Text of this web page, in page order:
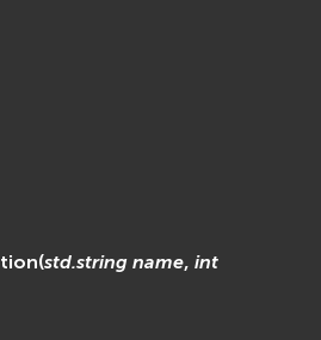
(std.string name,int